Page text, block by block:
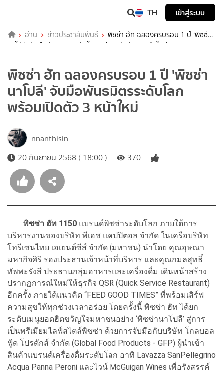
TH เข้าสู่ระบบ
อ่าน ข่าวประชาสัมพันธ์
พิซซ่า ฮัท ฉลองครบรอบ 1 ปี ‘พิซซ่า
นาโปลี’ จับมือพันธมิตรระดับโลก พร้อมเปิดตัว 3 หน้าใหม่
พิซซ่า ฮัท ฉลองครบรอบ 1 ปี 'พิซซ่า
นาโปลี' จับมือพันธมิตรระดับโลก
พร้อมเปิดตัว 3 หน้าใหม่
nnanthisin
20 กันยายน 2568 ( 18:00 )
370
พิซซ่า ฮัท 1150 แบรนด์พิซซ่าระดับโลก ภายใต้การ
บริหารงานของบริษัท พีเอช แคปปิตอล จำกัด ในเครือบริษัท
โทรีเซนไทย เอเยนต์ซีส์ จํากัด (มหาชน) นำโดย คุณอุษณา
มหากิจศิริ รองประธานเจ้าหน้าที่บริหาร และคุณกมลสุทธิ์
ทัพพะรังสี ประธานกลุ่มอาหารและเครื่องดื่ม เดินหน้าสร้าง
ปรากฏการณ์ใหม่ให้ธุรกิจ QSR (Quick Service Restaurant)
อีกครั้ง ภายใต้แนวคิด “FEED GOOD TIMES” ที่พร้อมเสิร์ฟ
ความสุขให้ทุกช่วงเวลาอร่อย โดยครั้งนี้ พิซซ่า ฮัท ได้ยก
ระดับเมนูยอดฮิตขวัญใจมหาชนอย่าง ‘พิซซ่านาโปลี’ สู่การ
เป็นพรีเมียมไลฟ์สไตล์พิซซ่า ด้วยการจับมือกับบริษัท โกลบอล
ฟู้ด โปรดักส์ จำกัด (Global Food Products - GFP) ผู้นำเข้า
สินค้าแบรนด์เครื่องดื่มระดับโลก อาทิ Lavazza SanPellegrino
Acqua Panna Peroni และไวน์ McGuigan Wines เพื่อรังสรรค์